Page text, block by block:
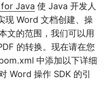
for Java 使 Java 开发人
现 Word 文档创建、操
文的范围，我们可以用
的转换。现在请在您
中添加以下详细
Word 操作 SDK 的引